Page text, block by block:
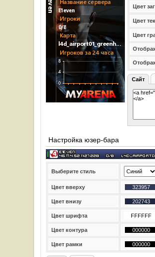
Цвет
Цвет
Цвет
Сайт
Настройка юзер-бара
Выберите стиль
Цвет вверху
Цвет внизу
Цвет шрифта
Цвет контура
Цвет рамки